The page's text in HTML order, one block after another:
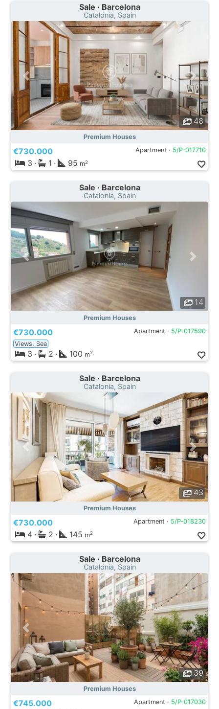
Sale · Barcelona
Catalonia, Spain
48
Premium Houses
€730.000 Apartment · 5/P-017710
3 · 1 · 95 m2
Sale · Barcelona
Catalonia, Spain
14
Premium Houses
€730.000 Apartment · 5/P-017590
Views: Sea
3 · 2 · 100 m2
Sale · Barcelona
Catalonia, Spain
43
Premium Houses
€730.000 Apartment · 5/P-018230
4 · 2 · 145 m2
Sale · Barcelona
Catalonia, Spain
39
Premium Houses
€745.000 Apartment · 5/P-017030